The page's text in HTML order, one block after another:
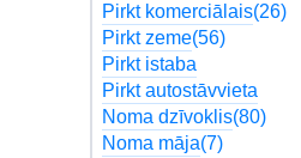
Pirkt komerciālais(26)
Pirkt zeme(56)
Pirkt istaba
Pirkt autostāvvieta
Noma dzīvoklis(80)
Noma māja(7)